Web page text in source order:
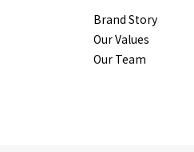
Brand Story
Our Values
Our Team